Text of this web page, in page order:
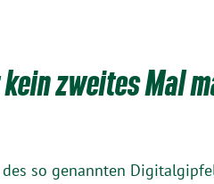
zweites Mal
so genannten